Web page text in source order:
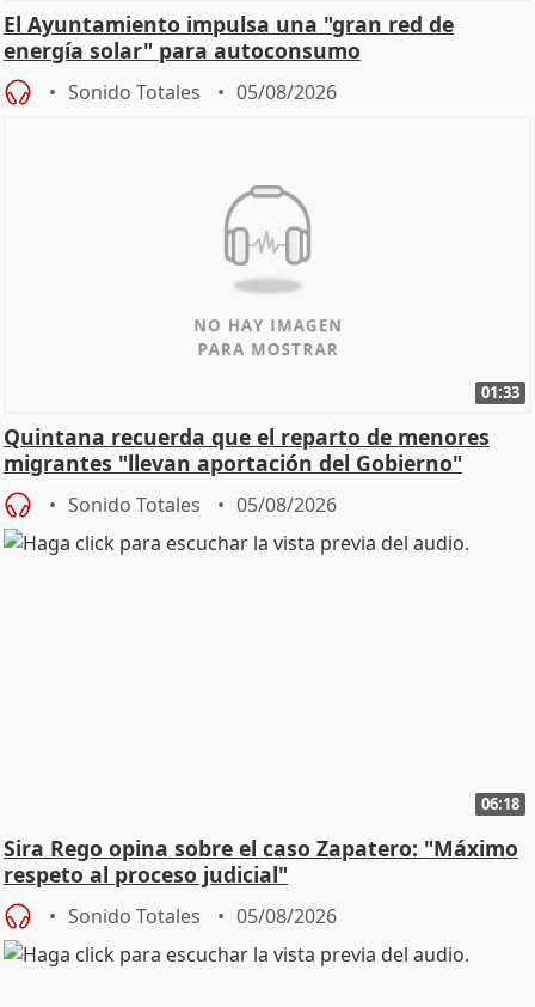
El Ayuntamiento impulsa una "gran red de
energía solar" para autoconsumo
Sonido Totales 05/08/2026
01:33
Quintana recuerda que el reparto de menores
migrantes "llevan aportación del Gobierno"
central
Sonido Totales 05/08/2026
06:18
Sira Rego opina sobre el caso Zapatero: "Máximo
respeto al proceso judicial"
Sonido Totales 05/08/2026